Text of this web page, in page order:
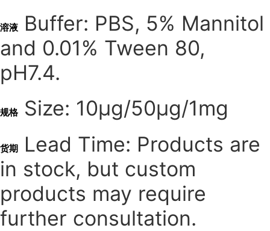
溶液
Buffer: PBS, 5% Mannitol
and 0.01% Tween 80,
pH7.4.
规格Size: 10μg/50μg/1mg
货期
Lead Time: Products are
in stock, but custom
products may require
further consultation.